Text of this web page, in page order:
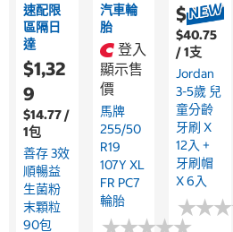
速配限
區隔日
達
$1,32
9
$14.77 /
1包
善存 3效
順暢益
生菌粉
末顆粒
90包
汽車輪
胎
登入
顯示售
價
馬牌
255/50
R19
107Y XL
FR PC7
輪胎
$489
$40.75
/ 1支
Jordan
3-5歲 兒
童分齡
牙刷 X
12入 +
牙刷帽
X 6入
★★
★★